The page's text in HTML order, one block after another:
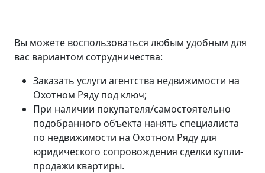
Вы можете воспользоваться любым удобным для
вас вариантом сотрудничества:
Заказать услуги агентства недвижимости на
Охотном Ряду под ключ;
При наличии покупателя/самостоятельно
подобранного объекта нанять специалиста
по недвижимости на Охотном Ряду для
юридического сопровождения сделки купли-
продажи квартиры.